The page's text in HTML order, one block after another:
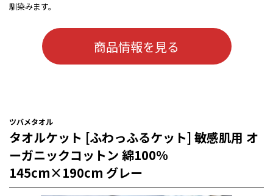
馴染みます。
商品情報を見る
ツバメタオル
タオルケット [ふわっふるケット] 敏感肌用 オ
ーガニックコットン 綿100%
145cm×190cm グレー